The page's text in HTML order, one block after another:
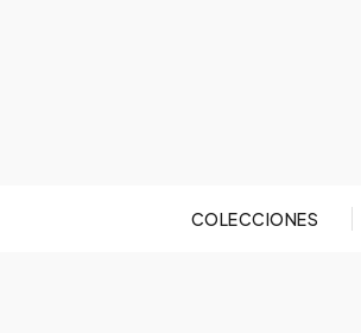
COLECCIONES